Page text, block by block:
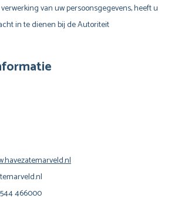
van uw persoonsgegevens, heeft u
in te dienen bij de Autoriteit
466000